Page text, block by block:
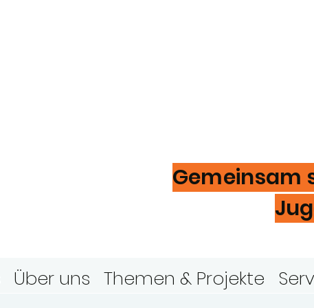
Gemeinsam
Über uns Themen & Projekte